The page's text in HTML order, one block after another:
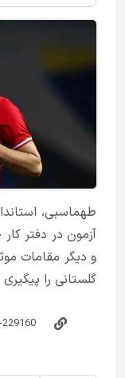
طهماسبی،
آزمون در دفتر
و دیگر مقامات
گلستانی را پیگیری